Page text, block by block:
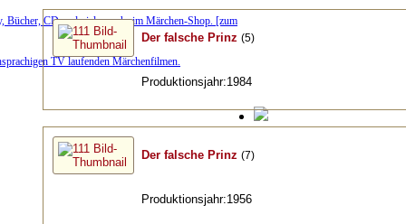
Bücher, CD und vieles mehr im Märchen-Shop. [zum
TV laufenden Märchenfilmen.
Der falsche Prinz (5)
Produktionsjahr:1984
Der falsche Prinz (7)
Produktionsjahr:1956